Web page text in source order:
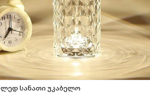
ლედ სანათი უკაბელო